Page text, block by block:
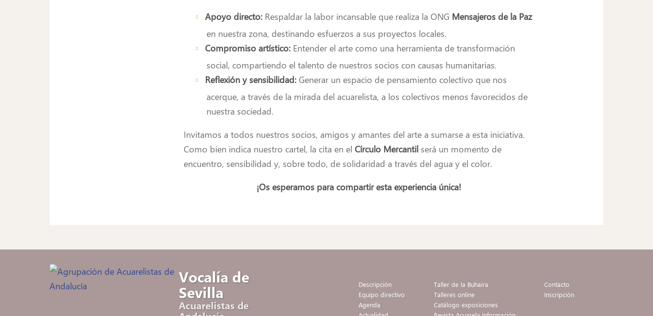
Apoyo directo:Respaldar la labor incansable que realiza la ONG Mensajeros de la Paz
en nuestra zona, destinando esfuerzos a sus proyectos locales.
Compromiso artístico:Entender el arte como una herramienta de transformación
social, compartiendo el talento de nuestros socios con causas humanitarias.
Reflexión y sensibilidad:Generar un espacio de pensamiento colectivo que nos
acerque, a través de la mirada del acuarelista, a los colectivos menos favorecidos de
nuestra sociedad.
Invitamos a todos nuestros socios, amigos y amantes del arte a sumarse a esta iniciativa.
Como bien indica nuestro cartel, la cita en el Círculo Mercantil será un momento de
encuentro, sensibilidad y, sobre todo, de solidaridad a través del agua y el color.
¡Os esperamos para compartir esta experiencia única!
Vocalía de
Sevilla
Acuarelistas de
Descripción
Equipo directivo
Agenda
Taller de la Buhaira
Talleres online
Catálogo exposiciones
Contacto
Inscripción